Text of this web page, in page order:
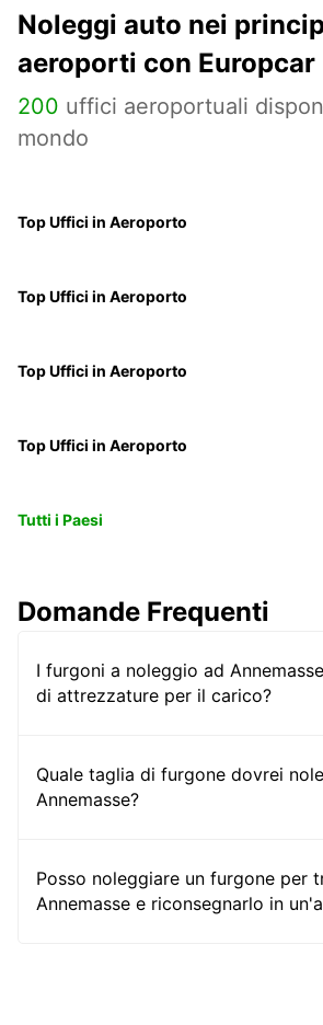
Noleggi auto nei
aeroporti con Europcar
200 uffici aeroportuali
mondo
Top Uffici in Aeroporto
Top Uffici in Aeroporto
Top Uffici in Aeroporto
Top Uffici in Aeroporto
Tutti i Paesi
Domande Frequenti
I furgoni a noleggio ad
di attrezzature per il carico?
Quale taglia di furgone dovrei
Annemasse?
Posso noleggiare un furgone per
Annemasse e riconsegnarlo in